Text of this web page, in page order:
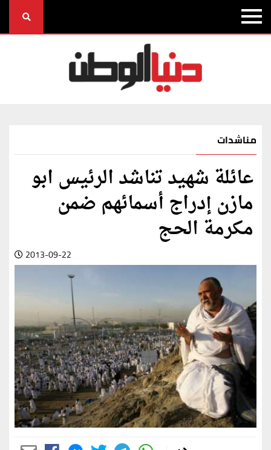
مناشدات
عائلة شهيد تناشد الرئيس ابو
مازن إدراج أسمائهم ضمن
مكرمة الحج
2013-09-22